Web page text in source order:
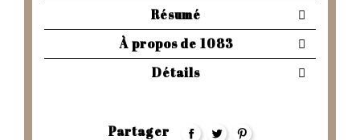
Résumé
À propos de 1083
Détails
Partager